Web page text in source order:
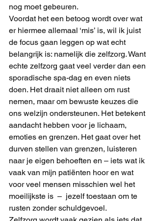
nog moet gebeuren.
Voordat het een betoog wordt over wat
er hiermee allemaal ‘mis’ is, wil ik juist
de focus gaan leggen op wat echt
belangrijk is: namelijk die zelfzorg. Want
echte zelfzorg gaat veel verder dan een
sporadische spa-dag en even niets
doen. Het draait niet alleen om rust
nemen, maar om bewuste keuzes die
ons welzijn ondersteunen. Het betekent
aandacht hebben voor je lichaam,
emoties en grenzen. Het gaat over het
durven stellen van grenzen, luisteren
naar je eigen behoeften en – iets wat ik
vaak van mijn patiënten hoor en wat
voor veel mensen misschien wel het
moeilijkste is  –  jezelf toestaan om te
rusten zonder schuldgevoel.